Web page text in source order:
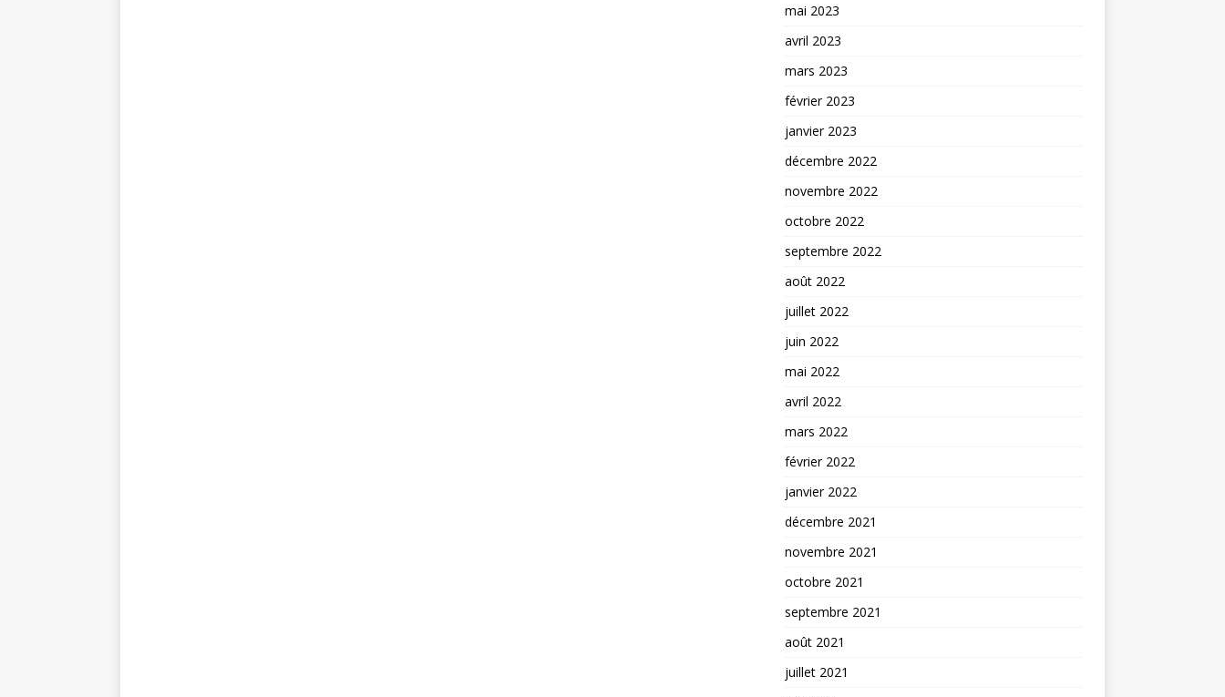
mai 2023
avril 2023
mars 2023
février 2023
janvier 2023
décembre 2022
novembre 2022
octobre 2022
septembre 2022
août 2022
juillet 2022
juin 2022
mai 2022
avril 2022
mars 2022
février 2022
janvier 2022
décembre 2021
novembre 2021
octobre 2021
septembre 2021
août 2021
juillet 2021